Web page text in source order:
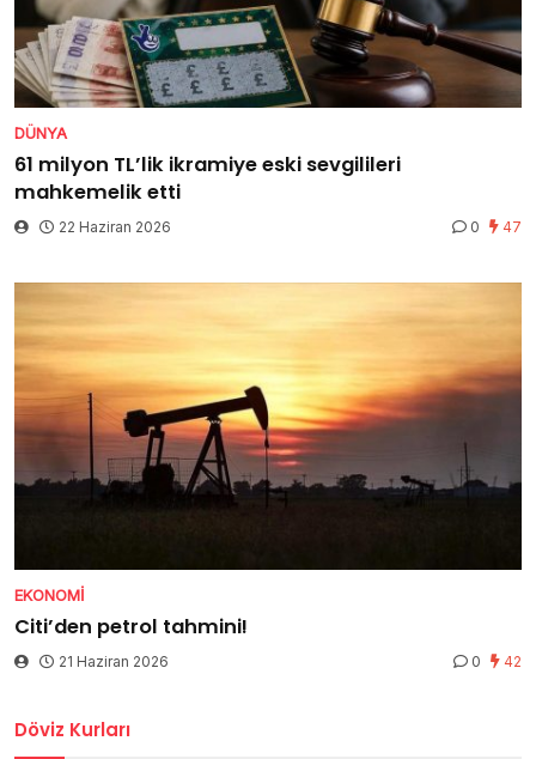
DÜNYA
61 milyon TL’lik ikramiye eski sevgilileri
mahkemelik etti
22 Haziran 2026 0 47
EKONOMI
Citi’den petrol tahmini!
21 Haziran 2026 0 42
Döviz Kurları